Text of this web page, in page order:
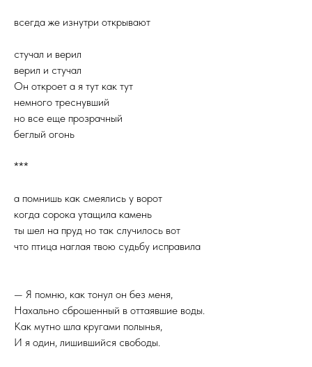
всегда же изнутри открывают
стучал и верил
верил и стучал
Он откроет а я тут как тут
немного треснувший
но все еще прозрачный
беглый огонь
***
а помнишь как смеялись у ворот
когда сорока утащила камень
ты шел на пруд но так случилось вот
что птица наглая твою судьбу исправила
— Я помню, как тонул он без меня,
Нахально сброшенный в оттаявшие воды.
Как мутно шла кругами полынья,
И я один, лишившийся свободы.